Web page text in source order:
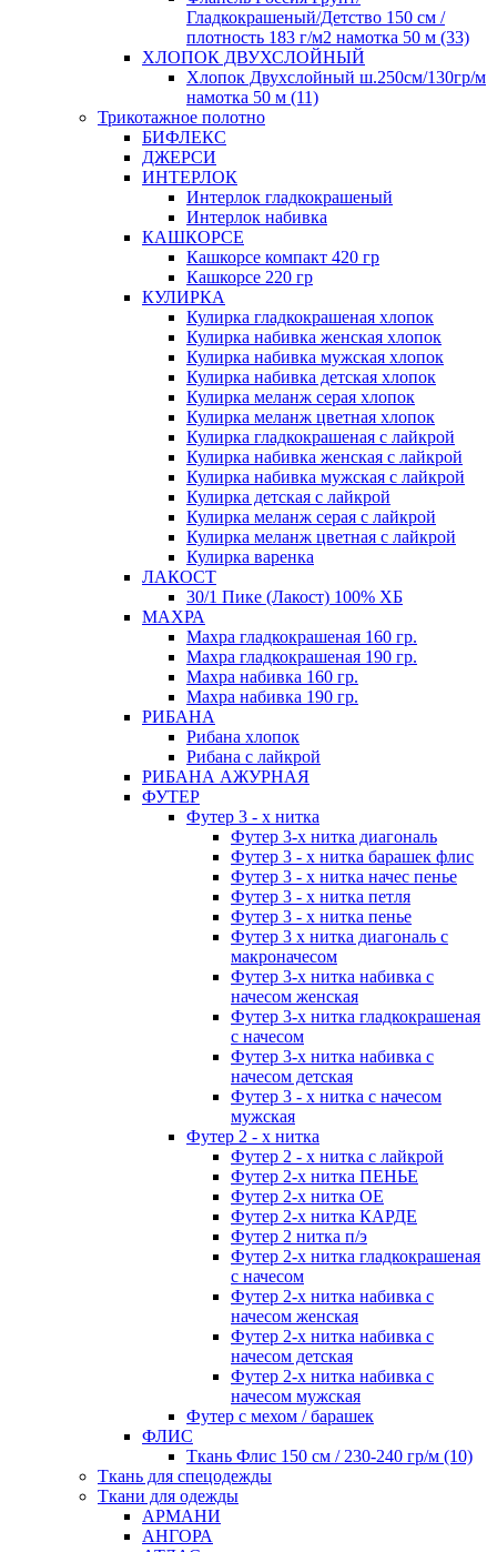
Гладкокрашеный/Детство 150 см /
плотность 183 г/м2 намотка 50 м (33)
ХЛОПОК ДВУХСЛОЙНЫЙ
Хлопок Двухслойный ш.250см/130гр/м
намотка 50 м (11)
Трикотажное полотно
БИФЛЕКС
ДЖЕРСИ
ИНТЕРЛОК
Интерлок гладкокрашеный
Интерлок набивка
КАШКОРСЕ
Кашкорсе компакт 420 гр
Кашкорсе 220 гр
КУЛИРКА
Кулирка гладкокрашеная хлопок
Кулирка набивка женская хлопок
Кулирка набивка мужская хлопок
Кулирка набивка детская хлопок
Кулирка меланж серая хлопок
Кулирка меланж цветная хлопок
Кулирка гладкокрашеная с лайкрой
Кулирка набивка женская с лайкрой
Кулирка набивка мужская с лайкрой
Кулирка детская с лайкрой
Кулирка меланж серая с лайкрой
Кулирка меланж цветная с лайкрой
Кулирка варенка
ЛАКОСТ
30/1 Пике (Лакост) 100% ХБ
МАХРА
Махра гладкокрашеная 160 гр.
Махра гладкокрашеная 190 гр.
Махра набивка 160 гр.
Махра набивка 190 гр.
РИБАНА
Рибана хлопок
Рибана с лайкрой
РИБАНА АЖУРНАЯ
ФУТЕР
Футер 3 - х нитка
Футер 3-х нитка диагональ
Футер 3 - х нитка барашек флис
Футер 3 - х нитка начес пенье
Футер 3 - х нитка петля
Футер 3 - х нитка пенье
Футер 3 х нитка диагональ с
макроначесом
Футер 3-х нитка набивка с
начесом женская
Футер 3-х нитка гладкокрашеная
с начесом
Футер 3-х нитка набивка с
начесом детская
Футер 3 - х нитка с начесом
мужская
Футер 2 - х нитка
Футер 2 - х нитка с лайкрой
Футер 2-х нитка ПЕНЬЕ
Футер 2-х нитка ОЕ
Футер 2-х нитка КАРДЕ
Футер 2 нитка п/э
Футер 2-х нитка гладкокрашеная
с начесом
Футер 2-х нитка набивка с
начесом женская
Футер 2-х нитка набивка с
начесом детская
Футер 2-х нитка набивка с
начесом мужская
Футер с мехом / барашек
ФЛИС
Ткань Флис 150 см / 230-240 гр/м (10)
Ткань для спецодежды
Ткани для одежды
АРМАНИ
АНГОРА